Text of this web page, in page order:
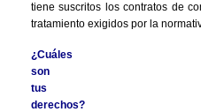
tiene suscritos los contratos de
tratamiento exigidos por la
¿Cuáles
son
tus
derechos?